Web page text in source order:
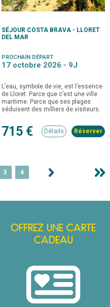
SÉJOUR COSTA BRAVA - LLORET
DEL MAR
PROCHAIN DÉPART
17 octobre 2026 - 9J
L’eau, symbole de vie, est l’essence
de Lloret. Parce que c’est une ville
maritime. Parce que ses plages
séduisent des milliers de visiteurs.
leur sable doré et épais, à la qualité
de leurs services…
715 € Détails
3 4
OFFREZ UNE CARTE
CADEAU